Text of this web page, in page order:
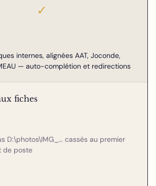
✓
internes, alignées AAT, Joconde,
— auto-complétion et redirections
fiches
D:\photos\IMG_… cassés au premier
de poste